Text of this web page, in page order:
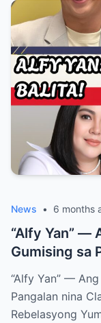
News • 6 months
“Alfy Yan” —
Gumising sa
“Alfy Yan” —
Pangalan nina
Rebelasyong